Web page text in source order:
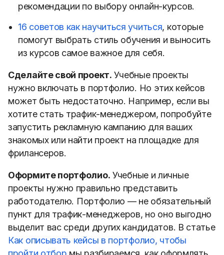
рекомендации по выбору онлайн-курсов.
16 советов как научиться учиться, которые
помогут выбрать стиль обучения и выносить
из курсов самое важное для себя.
Сделайте свой проект. Учебные проекты
нужно включать в портфолио. Но этих кейсов
может быть недостаточно. Например, если вы
хотите стать трафик-менеджером, попробуйте
запустить рекламную кампанию для ваших
знакомых или найти проект на площадке для
фрилансеров.
Оформите портфолио. Учебные и личные
проекты нужно правильно представить
работодателю. Портфолио — не обязательный
пункт для трафик-менеджеров, но оно выгодно
выделит вас среди других кандидатов. В статье
Как описывать кейсы в портфолио, чтобы